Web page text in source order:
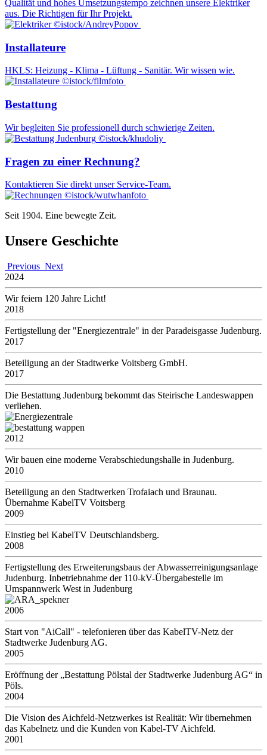
Qualität und hohes Umsetzungstempo zeichnen unsere Elektriker
aus. Die Richtigen für Ihr Projekt.
©istock/AndreyPopov
Installateure
HKLS: Heizung - Klima - Lüftung - Sanitär. Wir wissen wie.
©istock/filmfoto
Bestattung
Wir begleiten Sie professionell durch schwierige Zeiten.
©istock/khudoliy
Fragen zu einer Rechnung?
Kontaktieren Sie direkt unser Service-Team.
©istock/wutwhanfoto
Seit 1904. Eine bewegte Zeit.
Unsere Geschichte
Previous Next
2024
Wir feiern 120 Jahre Licht!
2018
Fertigstellung der "Energiezentrale" in der Paradeisgasse Judenburg.
2017
Beteiligung an der Stadtwerke Voitsberg GmbH.
2017
Die Bestattung Judenburg bekommt das Steirische Landeswappen
verliehen.
2012
Wir bauen eine moderne Verabschiedungshalle in Judenburg.
2010
Beteiligung an den Stadtwerken Trofaiach und Braunau.
Übernahme KabelTV Voitsberg
2009
Einstieg bei KabelTV Deutschlandsberg.
2008
Fertigstellung des Erweiterungsbaus der Abwasserreinigungsanlage
Judenburg. Inbetriebnahme der 110-kV-Übergabestelle im
Umspannwerk West in Judenburg
2006
Start von "AiCall" - telefonieren über das KabelTV-Netz der
Stadtwerke Judenburg AG.
2005
Eröffnung der „Bestattung Pölstal der Stadtwerke Judenburg AG“ in
Pöls.
2004
Die Vision des Aichfeld-Netzwerkes ist Realität: Wir übernehmen
das Kabelnetz und die Kunden von Kabel-TV Aichfeld.
2001